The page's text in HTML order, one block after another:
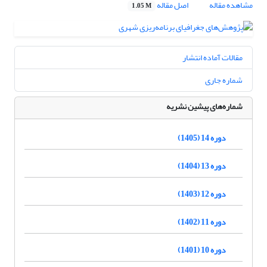
مشاهده مقاله اصل مقاله 1.05 M
مقالات آماده انتشار
شماره جاری
شماره‌های پیشین نشریه
دوره 14 (1405)
دوره 13 (1404)
دوره 12 (1403)
دوره 11 (1402)
دوره 10 (1401)